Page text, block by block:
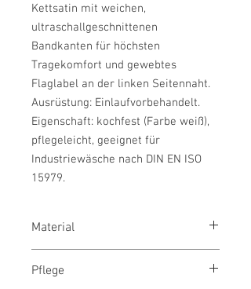
Kettsatin mit weichen,
ultraschallgeschnittenen
Bandkanten für höchsten
Tragekomfort und gewebtes
Flaglabel an der linken Seitennaht.
Ausrüstung: Einlaufvorbehandelt.
Eigenschaft: kochfest (Farbe weiß),
pflegeleicht, geeignet für
Industriewäsche nach DIN EN ISO
15979.
Material
meliert: 60 % Polyester und 40 %
Pflege